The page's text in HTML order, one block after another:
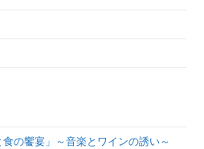
の饗宴」～音楽とワインの誘い～